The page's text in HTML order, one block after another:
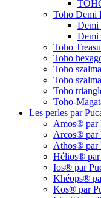
Toho Demi
Demi
Demi
Toho
Toho
Toho
Toho
Toho
Toho-
Les perles par
Amos® par
Arcos® par
Athos® par
Hélios®
Ios® par
Khéops®
Kos® par